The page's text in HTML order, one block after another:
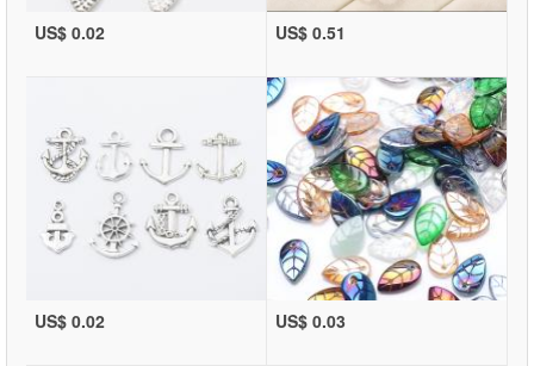
US$ 0.02 US$ 0.51
US$ 0.02 US$ 0.03